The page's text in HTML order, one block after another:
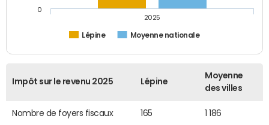
Lépine Moyenne nationale
2025
0
Impôt sur le revenu 2025 Lépine
Moyenne
des villes
Nombre de foyers fiscaux 165 1 186